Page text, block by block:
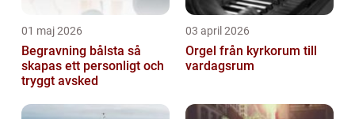
01 maj 2026
Begravning bålsta så
skapas ett personligt och
tryggt avsked
03 april 2026
Orgel från kyrkorum till
vardagsrum